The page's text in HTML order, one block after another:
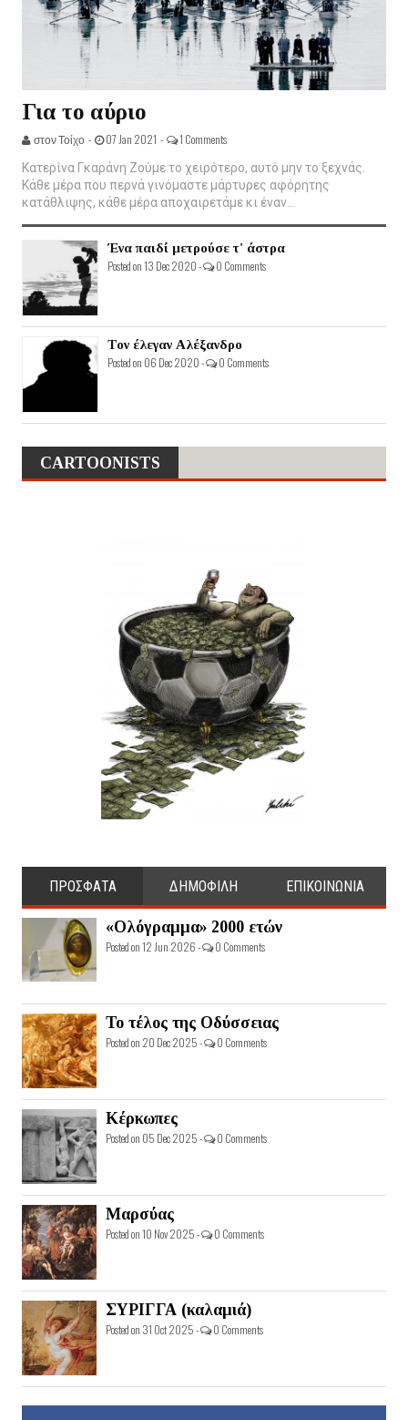
Για το αύριο
στον Τοίχο - 07 Jan 2021 - 1 Comments
Κατερίνα Γκαράνη Ζούμε το χειρότερο, αυτό μην το ξεχνάς.
Κάθε μέρα που περνά γινόμαστε μάρτυρες αφόρητης
κατάθλιψης, κάθε μέρα αποχαιρετάμε κι έναν...
Ένα παιδί μετρούσε τ' άστρα
Posted on 13 Dec 2020 - 0 Comments
Τον έλεγαν Αλέξανδρο
Posted on 06 Dec 2020 - 0 Comments
CARTOONISTS
ΠΡΟΣΦΑΤΑ ΔΗΜΟΦΙΛΗ ΕΠΙΚΟΙΝΩΝΙΑ
«Ολόγραμμα» 2000 ετών
Posted on 12 Jun 2026 - 0 Comments
Το τέλος της Οδύσσειας
Posted on 20 Dec 2025 - 0 Comments
Κέρκωπες
Posted on 05 Dec 2025 - 0 Comments
Μαρσύας
Posted on 10 Nov 2025 - 0 Comments
ΣΥΡΙΓΓΑ (καλαμιά)
Posted on 31 Oct 2025 - 0 Comments